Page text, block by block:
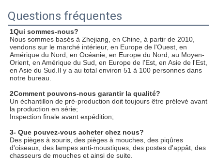
Questions fréquentes
1Qui sommes-nous?
Nous sommes basés à Zhejiang, en Chine, à partir de 2010,
vendons sur le marché intérieur, en Europe de l'Ouest, en
Amérique du Nord, en Océanie, en Europe du Nord, au Moyen-
Orient, en Amérique du Sud, en Europe de l'Est, en Asie de l'Est,
en Asie du Sud.Il y a au total environ 51 à 100 personnes dans
notre bureau.
2Comment pouvons-nous garantir la qualité?
Un échantillon de pré-production doit toujours être prélevé avant
la production en série;
Inspection finale avant expédition;
3- Que pouvez-vous acheter chez nous?
Des pièges à souris, des pièges à mouches, des piqûres
d'oiseaux, des lampes anti-moustiques, des postes d'appât, des
chasseurs de mouches et ainsi de suite.